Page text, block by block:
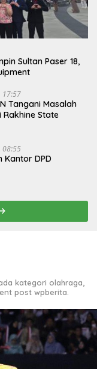
Sultan Paser 18,
17:57
Tangani Masalah
Rakhine State
08:55
Kantor DPD
kategori olahraga,
post wpberita.